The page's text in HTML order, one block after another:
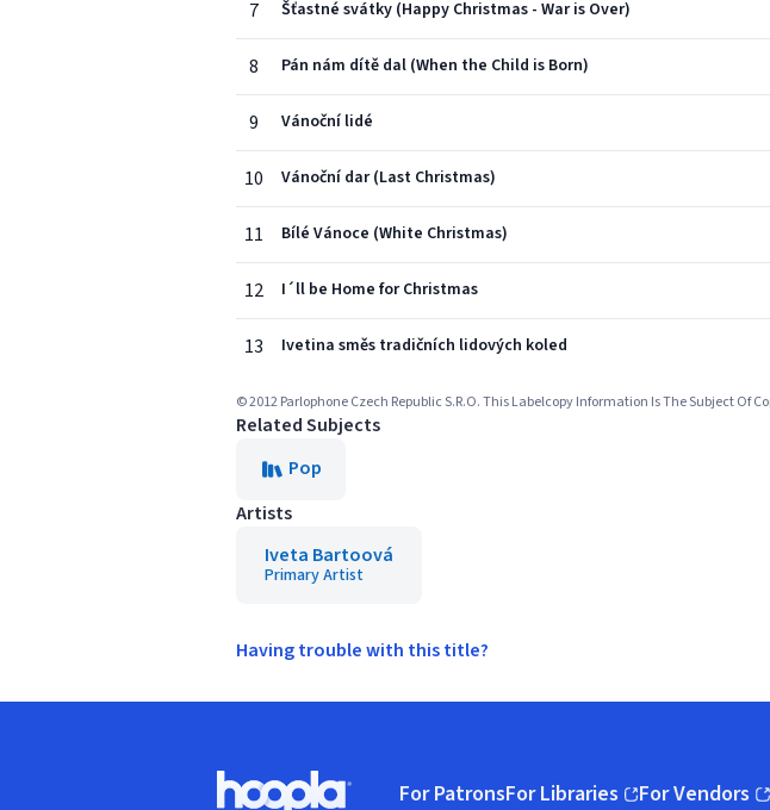
7 Šťastné svátky (Happy Christmas - War is Over)
8 Pán nám dítě dal (When the Child is Born)
9 Vánoční lidé
10 Vánoční dar (Last Christmas)
11 Bílé Vánoce (White Christmas)
12 I´ll be Home for Christmas
13 Ivetina směs tradičních lidových koled
© 2012 Parlophone Czech Republic S.R.O. This Labelcopy Information Is The Subject Of
Related Subjects
Pop
Artists
Iveta Bartoová
Primary Artist
Having trouble with this title?
For PatronsFor Libraries For Vendors